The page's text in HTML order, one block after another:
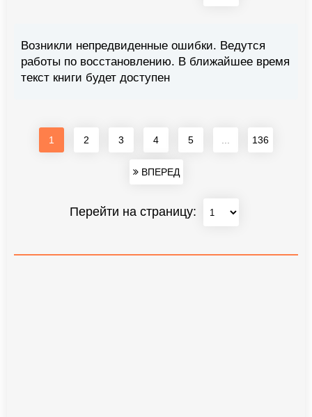
Возникли непредвиденные ошибки. Ведутся
работы по восстановлению. В ближайшее время
текст книги будет доступен
1 2 3 4 5 136
ВПЕРЕД
Перейти на страницу: